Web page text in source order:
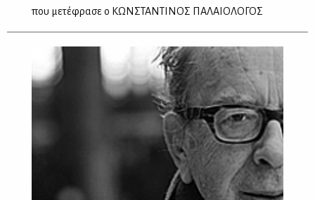
που μετέφρασε ο ΚΩΝΣΤΑΝΤΙΝΟΣ ΠΑΛΑΙΟΛΟΓΟΣ